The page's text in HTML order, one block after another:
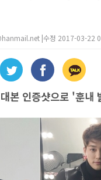
|수정 2017-03-22
본 인증샷으로 '훈내